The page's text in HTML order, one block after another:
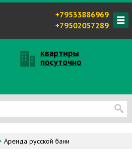
+79533886969
+79502057289
квартиры
посуточно
Аренда русской бани